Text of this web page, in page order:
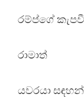
රම්ප්ගේ
රාමාත්
යවරයා